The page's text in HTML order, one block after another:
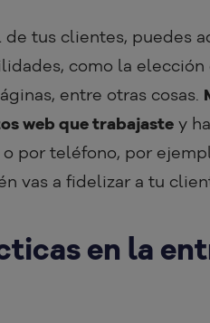
tus clientes, puedes
como la
entre otras cosas.
web que trabajaste y
por teléfono, por
vas a fidelizar a tu
en la